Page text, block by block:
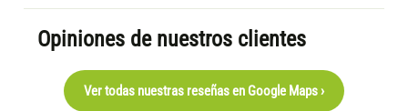
Opiniones de nuestros clientes
Ver todas nuestras reseñas en Google Maps ›